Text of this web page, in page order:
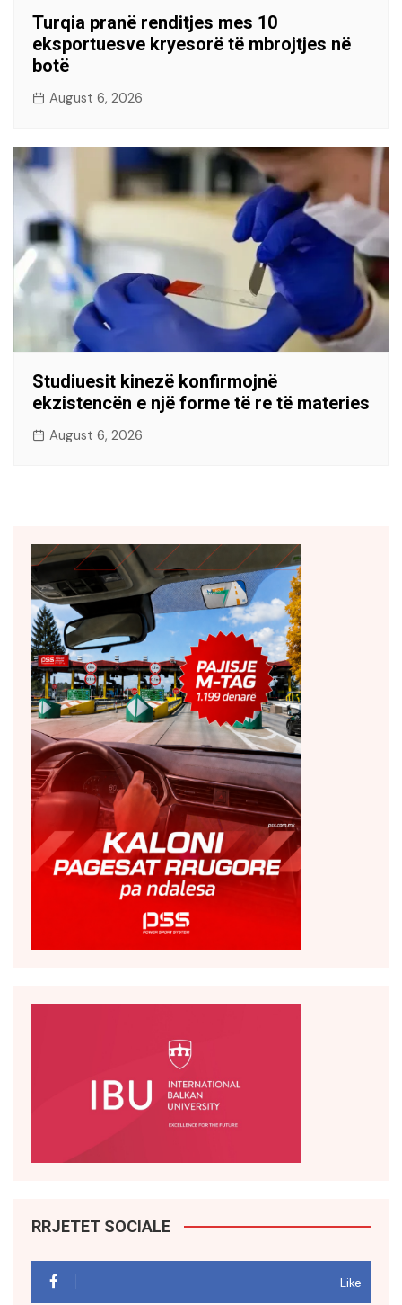
Turqia pranë renditjes mes 10
eksportuesve kryesorë të mbrojtjes në
botë
August 6, 2026
Studiuesit kinezë konfirmojnë
ekzistencën e një forme të re të materies
August 6, 2026
RRJETET SOCIALE
Like